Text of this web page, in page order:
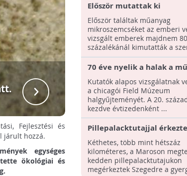
Bordós
laboratórium,
Fejlesztési és
járult hozzá.
egységes
ökológiai és
Először mutattak ki
mikroműanyagot az
Először találtak műanyag
mikroszemcséket az emberi
vizsgált emberek majdnem 80
százalékánál kimutatták a
...
70 éve nyelik a halak a
Kutatók alapos vizsgálatnak
a chicagói Field Múzeum
halgyűjteményét. A 20.
kezdve évtizedenként ...
Pillepalacktutajjal
tűzoltók Szegedre a
Kéthetes, több mint hétszáz
kilométeres, a Maroson
kedden pillepalacktutajukon
megérkeztek Szegedre a